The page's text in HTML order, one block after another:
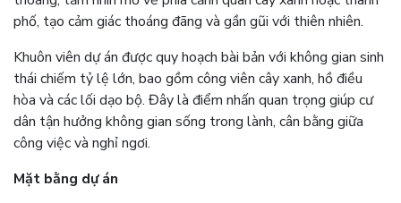
phố, tạo cảm giác thoáng đãng và gần gũi với thiên nhiên.
Khuôn viên dự án được quy hoạch bài bản với không gian sinh
thái chiếm tỷ lệ lớn, bao gồm công viên cây xanh, hồ điều
hòa và các lối dạo bộ. Đây là điểm nhấn quan trọng giúp cư
dân tận hưởng không gian sống trong lành, cân bằng giữa
công việc và nghỉ ngơi.
Mặt bằng dự án